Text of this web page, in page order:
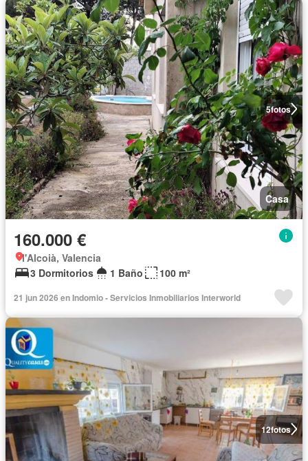
5fotos
Casa
160.000 €
l'Alcoià, Valencia
3 Dormitorios
1 Baño 100 m²
21 jun 2026 en Indomio - Servicios Inmobiliarios Interworld
12fotos